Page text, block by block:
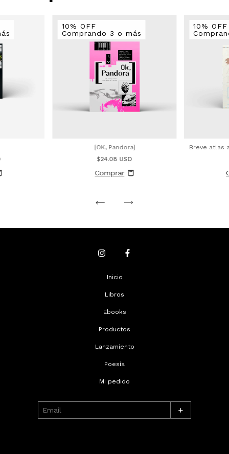
10% OFF
Comprando 3 o más
[OK, Pandora]
$24.08 USD
10% OFF
Breve atlas
Inicio
Libros
Ebooks
Productos
Lanzamiento
Poesía
Mi pedido
+